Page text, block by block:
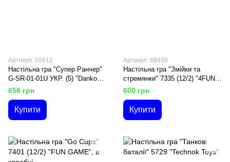
Артикул: 65612
Настільна гра "Супер Ранчер"
G-SR-01-01U УКР. (5) "Danko
Toys"
656 грн
Купити
Артикул: 68499
Настільна гра "Змійки та
стремянки" 7335 (12/2) "4FUN
Game Club", в коробці
600 грн
Купити